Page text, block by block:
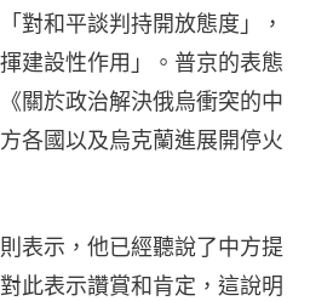
對和平談判持開放態度」，
建設性作用」。普京的表態
關於政治解決俄烏衝突的中
各國以及烏克蘭進展開停火
表示，他已經聽說了中方提
此表示讚賞和肯定，這說明